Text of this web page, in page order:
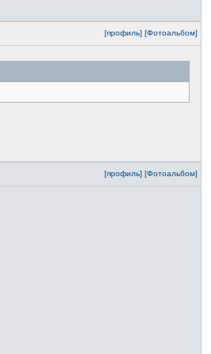
[профиль] [Фотоальбом]
[профиль] [Фотоальбом]